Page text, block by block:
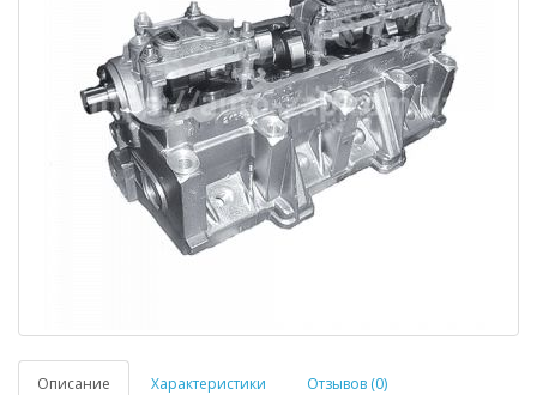
Описание Характеристики Отзывов (0)